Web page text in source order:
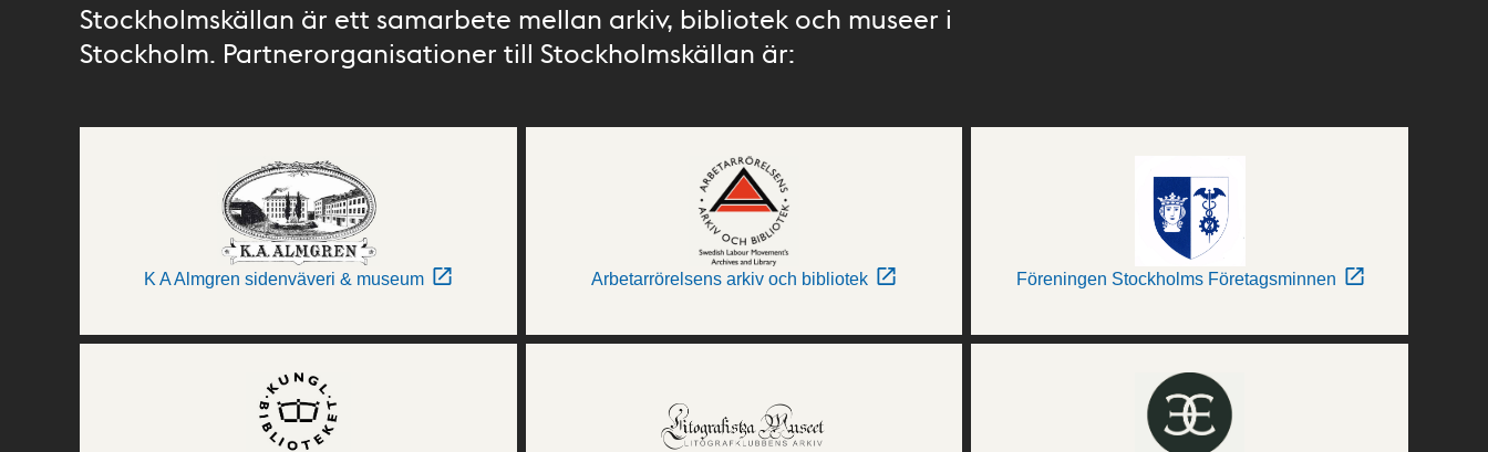
Stockholmskällan är ett samarbete mellan arkiv, bibliotek och museer i
Stockholm. Partnerorganisationer till Stockholmskällan är:
K A Almgren sidenväveri & museum Arbetarrörelsens arkiv och bibliotek Föreningen Stockholms Företagsminnen